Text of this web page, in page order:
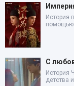
История
помощью
С
История
детства